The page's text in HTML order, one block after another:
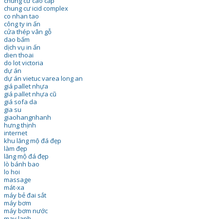
chung cư icid complex
co nhan tao
công ty in ấn
cửa thép vân gỗ
dao bấm
dịch vụ in ấn
dien thoai
do lot victoria
dự án
dự án vietuc varea long an
giá pallet nhựa
giá pallet nhựa cũ
giá sofa da
gia su
giaohangnhanh
hưng thịnh
internet
khu lăng mộ đá đẹp
làm đẹp
lăng mộ đá đẹp
lò bánh bao
lo hoi
massage
mát-xa
máy bẻ đai sắt
máy bơm
máy bơm nước